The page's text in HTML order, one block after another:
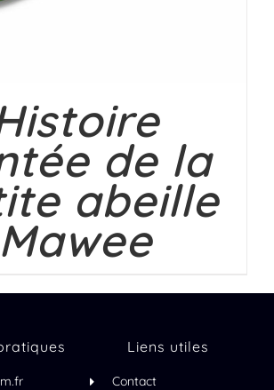
de la
abeille
Mawee
Liens utiles
Contact